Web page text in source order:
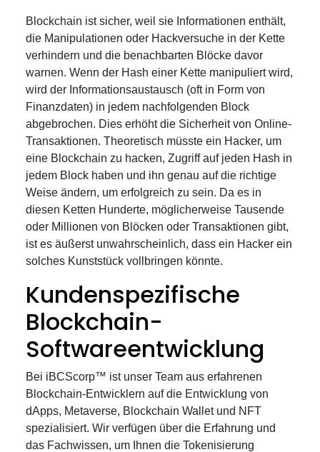
Blockchain ist sicher, weil sie Informationen enthält,
die Manipulationen oder Hackversuche in der Kette
verhindern und die benachbarten Blöcke davor
warnen. Wenn der Hash einer Kette manipuliert wird,
wird der Informationsaustausch (oft in Form von
Finanzdaten) in jedem nachfolgenden Block
abgebrochen. Dies erhöht die Sicherheit von Online-
Transaktionen. Theoretisch müsste ein Hacker, um
eine Blockchain zu hacken, Zugriff auf jeden Hash in
jedem Block haben und ihn genau auf die richtige
Weise ändern, um erfolgreich zu sein. Da es in
diesen Ketten Hunderte, möglicherweise Tausende
oder Millionen von Blöcken oder Transaktionen gibt,
ist es äußerst unwahrscheinlich, dass ein Hacker ein
solches Kunststück vollbringen könnte.
Kundenspezifische
Blockchain-
Softwareentwicklung
Bei iBCScorp™ ist unser Team aus erfahrenen
Blockchain-Entwicklern auf die Entwicklung von
dApps, Metaverse, Blockchain Wallet und NFT
spezialisiert. Wir verfügen über die Erfahrung und
das Fachwissen, um Ihnen die Tokenisierung